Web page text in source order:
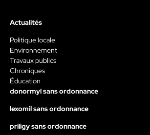
Actualités
Politique locale
Environnement
Travaux publics
Chroniques
Éducation
donormyl sans ordonnance
lexomil sans ordonnance
priligy sans ordonnance